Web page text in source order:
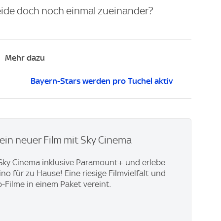
doch noch einmal zueinander?
Mehr dazu
Bayern-Stars werden pro Tuchel aktiv
neuer Film mit Sky Cinema
Cinema inklusive Paramount+ und erlebe
für zu Hause! Eine riesige Filmvielfalt und
Filme in einem Paket vereint.